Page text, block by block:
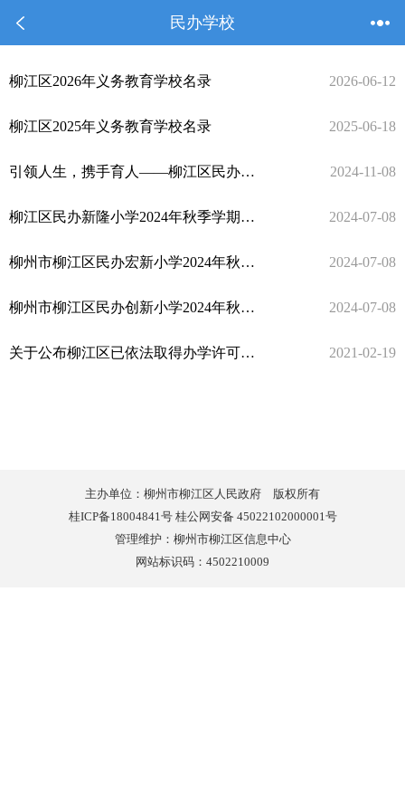
民办学校
柳江区2026年义务教育学校名录 2026-06-12
柳江区2025年义务教育学校名录 2025-06-18
引领人生，携手育人——柳江区民办宏新小学举办“业界精英进校园”暨课堂开放日活动 2024-11-08
柳江区民办新隆小学2024年秋季学期招生公告 2024-07-08
柳州市柳江区民办宏新小学2024年秋季学期招生公告 2024-07-08
柳州市柳江区民办创新小学2024年秋季学期招生公告 2024-07-08
关于公布柳江区已依法取得办学许可证民办教育机构名单的通告 2021-02-19
主办单位：柳州市柳江区人民政府 版权所有
桂ICP备18004841号 桂公网安备 45022102000001号
管理维护：柳州市柳江区信息中心
网站标识码：4502210009